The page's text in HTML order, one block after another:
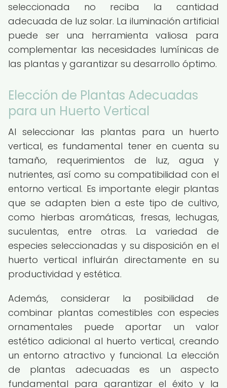
seleccionada no reciba la cantidad
adecuada de luz solar. La iluminación artificial
puede ser una herramienta valiosa para
complementar las necesidades lumínicas de
las plantas y garantizar su desarrollo óptimo.
Elección de Plantas Adecuadas
para un Huerto Vertical
Al seleccionar las plantas para un huerto
vertical, es fundamental tener en cuenta su
tamaño, requerimientos de luz, agua y
nutrientes, así como su compatibilidad con el
entorno vertical. Es importante elegir plantas
que se adapten bien a este tipo de cultivo,
como hierbas aromáticas, fresas, lechugas,
suculentas, entre otras. La variedad de
especies seleccionadas y su disposición en el
huerto vertical influirán directamente en su
productividad y estética.
Además, considerar la posibilidad de
combinar plantas comestibles con especies
ornamentales puede aportar un valor
estético adicional al huerto vertical, creando
un entorno atractivo y funcional. La elección
de plantas adecuadas es un aspecto
fundamental para garantizar el éxito y la